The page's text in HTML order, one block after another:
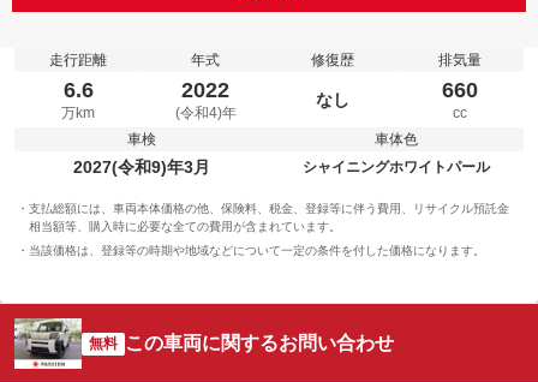
走行距離
6.6
万km
年式
2022
(令和4)年
修復歴
なし
排気量
660
cc
車検
2027(令和9)年3月
車体色
シャイニングホワイトパール
支払総額には、車両本体価格の他、保険料、税金、登録等に伴う費用、リサイクル預託金
相当額等、購入時に必要な全ての費用が含まれています。
当該価格は、登録等の時期や地域などについて一定の条件を付した価格になります。
無料 この車両に関するお問い合わせ